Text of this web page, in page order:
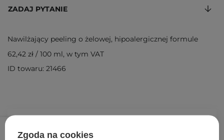
ZADAJ PYTANIE
Nawilżający peeling o żelowej, hipoalergicznej formule
62,42 zł / 100 ml, w tym VAT
ID towaru: 21466
Zgoda na cookies